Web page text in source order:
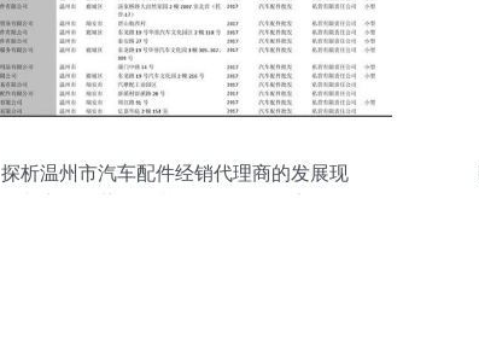
探析温州市汽车配件经销代理商的发展现